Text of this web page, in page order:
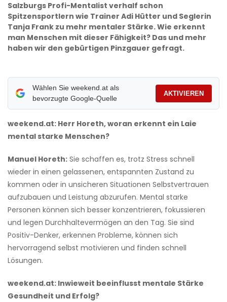
Salzburgs Profi-Mentalist verhalf schon
Spitzensportlern wie Trainer Adi Hütter und Seglerin
Tanja Frank zu mehr mentaler Stärke. Wie erkennt
man Menschen mit dieser Fähigkeit? Das und mehr
haben wir den gebürtigen Pinzgauer gefragt.
Wählen Sie weekend.at als
bevorzugte Google-Quelle
AKTIVIEREN
weekend.at: Herr Horeth, woran erkennt ein Laie
mental starke Menschen?
Manuel Horeth: Sie schaffen es, trotz Stress schnell
wieder in einen gelassenen, entspannten Zustand zu
kommen oder in unsicheren Situationen Selbstvertrauen
aufzubauen und Leistung abzurufen. Mental starke
Personen können sich besser konzentrieren, fokussieren
und legen Durchhaltevermögen an den Tag. Sie sind
Positiv-Denker, erkennen Probleme, können sich
hervorragend selbst motivieren und finden schnell
Lösungen.
weekend.at: Inwieweit beeinflusst mentale Stärke
Gesundheit und Erfolg?